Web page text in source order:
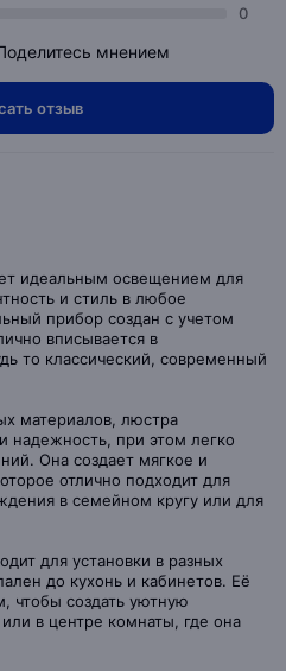
0
мнением
отзыв
идеальным освещением для
и стиль в любое
прибор создан с учетом
вписывается в
то классический, современный
материалов, люстра
надежность, при этом легко
Она создает мягкое и
отлично подходит для
в семейном кругу или для
для установки в разных
до кухонь и кабинетов. Её
чтобы создать уютную
в центре комнаты, где она